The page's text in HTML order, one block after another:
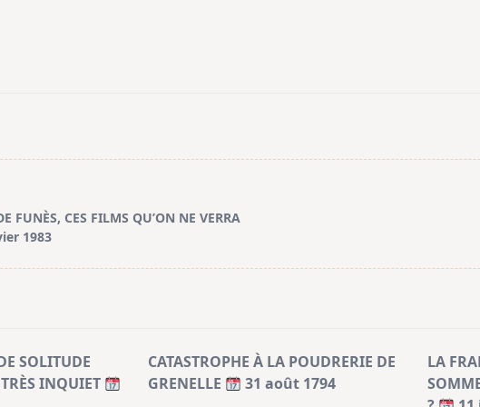
FUNÈS, CES FILMS QU’ON NE VERRA
1983
SOLITUDE
INQUIET
CATASTROPHE À LA POUDRERIE DE
GRENELLE
31 août 1794
LA